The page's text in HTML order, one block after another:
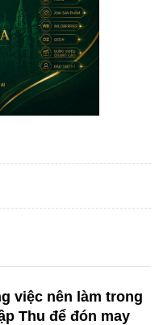
việc nên làm trong
Thu để đón may